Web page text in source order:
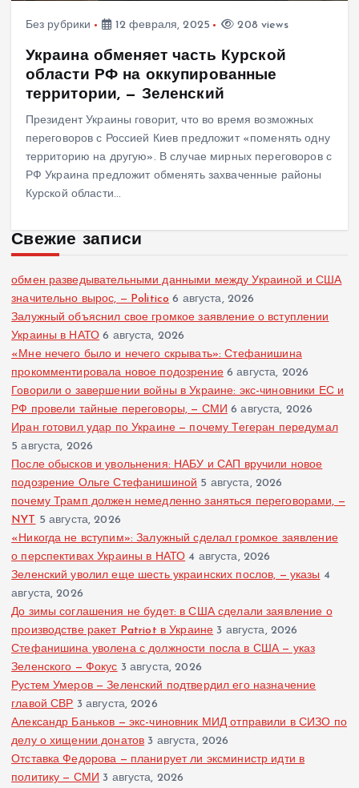
Без рубрики 12 февраля, 2025 208 views
Украина обменяет часть Курской
области РФ на оккупированные
территории, — Зеленский
Президент Украины говорит, что во время возможных
переговоров с Россией Киев предложит «поменять одну
территорию на другую». В случае мирных переговоров с
РФ Украина предложит обменять захваченные районы
Курской области…
Свежие записи
обмен разведывательными данными между Украиной и США
значительно вырос, — Politico 6 августа, 2026
Залужный объяснил свое громкое заявление о вступлении
Украины в НАТО 6 августа, 2026
«Мне нечего было и нечего скрывать»: Стефанишина
прокомментировала новое подозрение 6 августа, 2026
Говорили о завершении войны в Украине: экс-чиновники ЕС и
РФ провели тайные переговоры, — СМИ 6 августа, 2026
Иран готовил удар по Украине — почему Тегеран передумал
5 августа, 2026
После обысков и увольнения: НАБУ и САП вручили новое
подозрение Ольге Стефанишиной 5 августа, 2026
почему Трамп должен немедленно заняться переговорами, —
NYT 5 августа, 2026
«Никогда не вступим»: Залужный сделал громкое заявление
о перспективах Украины в НАТО 4 августа, 2026
Зеленский уволил еще шесть украинских послов, — указы 4
августа, 2026
До зимы соглашения не будет: в США сделали заявление о
производстве ракет Patriot в Украине 3 августа, 2026
Стефанишина уволена с должности посла в США — указ
Зеленского — Фокус 3 августа, 2026
Рустем Умеров — Зеленский подтвердил его назначение
главой СВР 3 августа, 2026
Александр Баньков — экс-чиновник МИД отправили в СИЗО по
делу о хищении донатов 3 августа, 2026
Отставка Федорова — планирует ли эксминистр идти в
политику — СМИ 3 августа, 2026